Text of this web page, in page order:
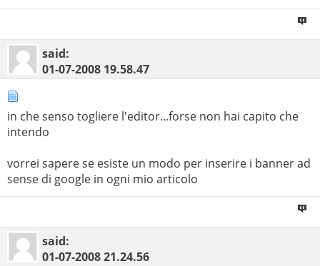
said:
01-07-2008 19.58.47
in che senso togliere l'editor...forse non hai capito che
intendo
vorrei sapere se esiste un modo per inserire i banner ad
sense di google in ogni mio articolo
said:
01-07-200821.24.56